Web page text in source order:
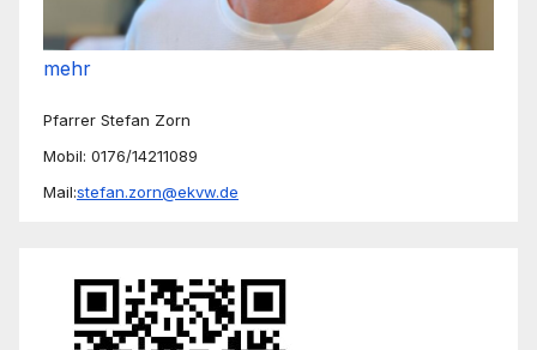
mehr
Pfarrer Stefan Zorn
Mobil: 0176/14211089
Mail:stefan.zorn@ekvw.de